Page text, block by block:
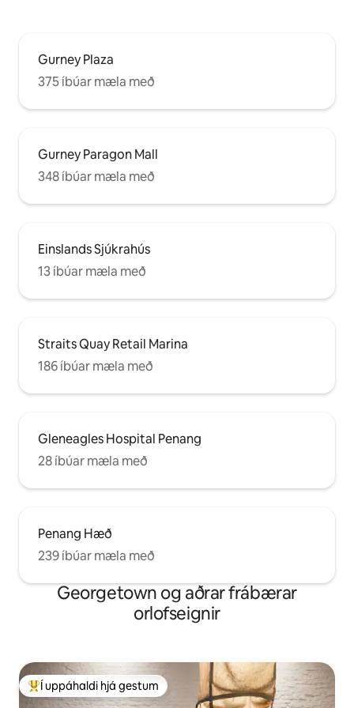
Gurney Plaza
375 íbúar mæla með
Gurney Paragon Mall
348 íbúar mæla með
Einslands Sjúkrahús
13 íbúar mæla með
Straits Quay Retail Marina
186 íbúar mæla með
Gleneagles Hospital Penang
28 íbúar mæla með
Penang Hæð
239 íbúar mæla með
Georgetown og aðrar frábærar
orlofseignir
Í mestu uppáhaldi hjá gestum
Í uppáhaldi hjá gestum